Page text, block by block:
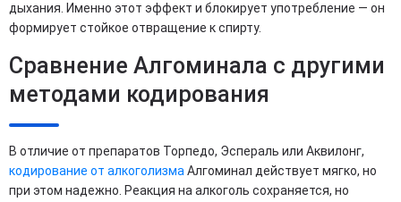
дыхания. Именно этот эффект и блокирует употребление — он
формирует стойкое отвращение к спирту.
Сравнение Алгоминала с другими
методами кодирования
В отличие от препаратов Торпедо, Эспераль или Аквилонг,
кодирование от алкоголизмаАлгоминал действует мягко, но
при этом надежно. Реакция на алкоголь сохраняется, но